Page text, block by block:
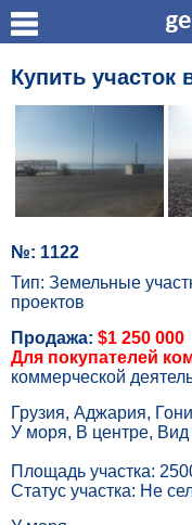
Купить участок
№: 1122
Тип: Земельные
проектов
Продажа: $1 250 000
Для покупателей
коммерческой
Грузия, Аджария,
У моря, В центре,
Площадь участка:
Статус участка: Не